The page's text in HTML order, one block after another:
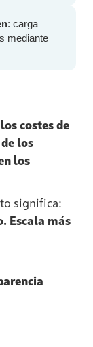
: carga
mediante
costes de
los
los
significa:
Escala más